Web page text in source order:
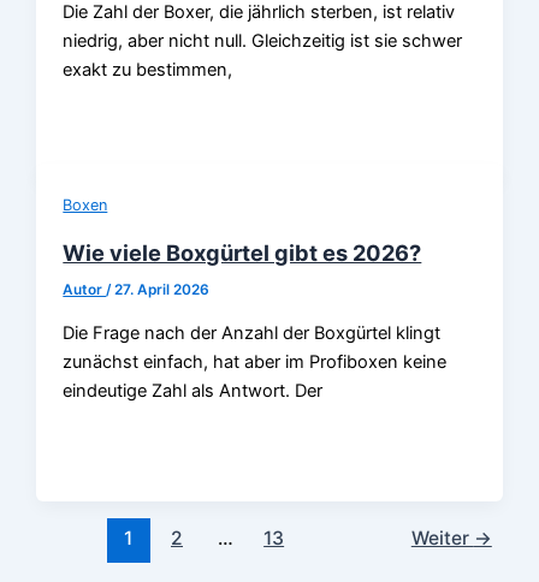
Die Zahl der Boxer, die jährlich sterben, ist relativ
niedrig, aber nicht null. Gleichzeitig ist sie schwer
exakt zu bestimmen,
Boxen
Wie viele Boxgürtel gibt es 2026?
Autor/27. April 2026
Die Frage nach der Anzahl der Boxgürtel klingt
zunächst einfach, hat aber im Profiboxen keine
eindeutige Zahl als Antwort. Der
1 2 … 13 Weiter →